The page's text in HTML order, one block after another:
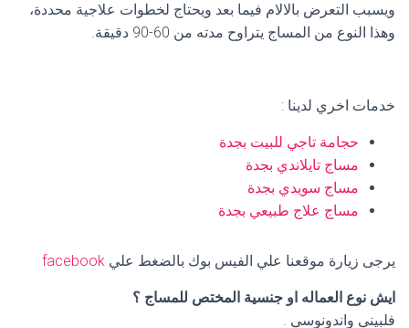
ويسبب التعرض بالالام فيما بعد ويحتاج لخطوات علاجية محددة،
وهذا النوع من المساج يتراوح مدته من 60-90 دقيقة.
خدمات اخري لدينا :
حجامة تاجي للبيت بجدة
مساج تايلاندي بجدة
مساج سويدي بجدة
مساج علاج طبيعي بجدة
يرجى زيارة موقعنا علي الفيس بوك بالضغط علي facebook
ايش نوع العماله او جنسية المختص للمساج ؟
فلبيني واندونوسي .